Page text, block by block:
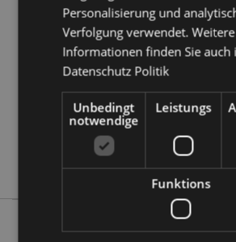
Produktattribute
Information
5055071510595
18
0.461000
Keine
Keine
Keine
Personalisierung und
Verfolgung verwendet. Weitere
Informationen finden Sie auch
Datenschutz Politik
Unbedingt
notwendige
Leistungs
Funktions